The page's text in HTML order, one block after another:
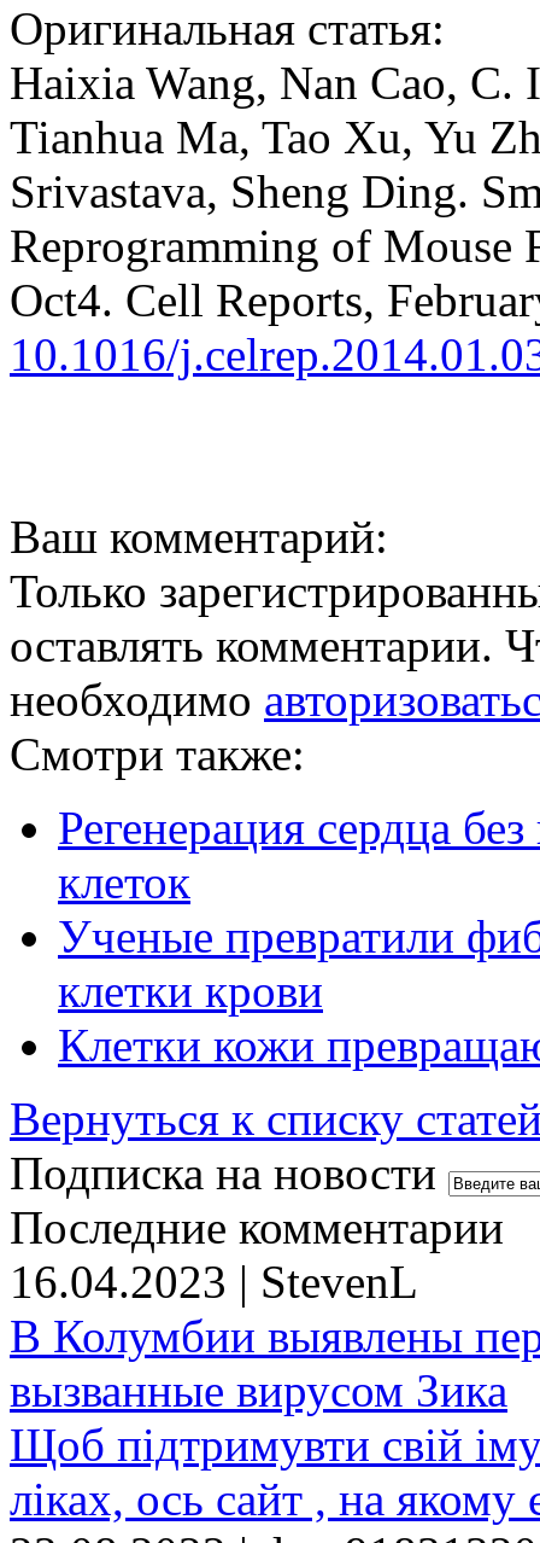
Оригинальная статья:
Haixia Wang, Nan Cao, C.
Tianhua Ma, Tao Xu, Yu
Srivastava, Sheng Ding.
Reprogramming of Mouse
Oct4. Cell Reports,
10.1016/
Ваш комментарий:
Только
оставлять комментарии.
необходимо
Смотри также:
Регенерация сердца
клеток
Ученые превратили
клетки крови
Клетки кожи
Вернуться к списку
Подписка на новости
Последние комментарии
16.04.2023 | StevenL
В Колумбии выявлены
вызванные вирусом Зика
Щоб підтримувти свій
ліках, ось сайт , на якому